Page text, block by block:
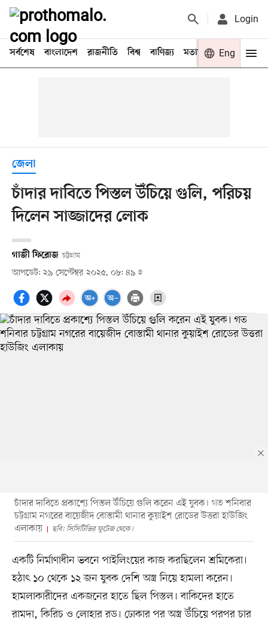
Login
সর্বশেষ বাংলাদেশ রাজনীতি বিশ্ব বাণিজ্য মতামত খেলা
Eng
জেলা
চাঁদার দাবিতে পিস্তল উঁচিয়ে গুলি, পরিচয়
দিলেন সাজ্জাদের লোক
গাজী ফিরোজ চট্টগ্রাম
আপডেট: ২৯ সেপ্টেম্বর ২০২৫, ০৮: ৪৯
চাঁদার দাবিতে প্রকাশ্যে পিস্তল উঁচিয়ে গুলি করেন এই যুবক। গত শনিবার
চট্টগ্রাম নগরের বায়েজীদ বোস্তামী থানার কুয়াইশ রোডের উত্তরা হাউজিং
এলাকায়
ছবি: সিসিটিভির ফুটেজ থেকে।
একটি নির্মাণাধীন ভবনে পাইলিংয়ের কাজ করছিলেন শ্রমিকেরা।
হঠাৎ ১০ থেকে ১২ জন যুবক দেশি অস্ত্র নিয়ে হামলা করেন।
হামলাকারীদের একজনের হাতে ছিল পিস্তল। বাকিদের হাতে
রামদা, কিরিচ ও লোহার রড। ঢোকার পর অস্ত্র উঁচিয়ে পরপর চার